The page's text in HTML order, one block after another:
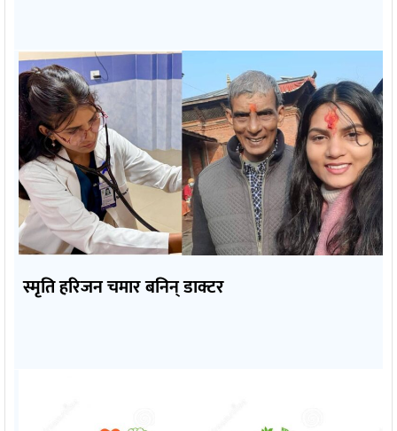
स्मृति हरिजन चमार बनिन् डाक्टर